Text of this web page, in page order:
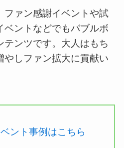
ファン感謝イベントや試
ベントなどでもバブルボ
テンツです。大人はもち
やしファン拡大に貢献い
ント事例はこちら